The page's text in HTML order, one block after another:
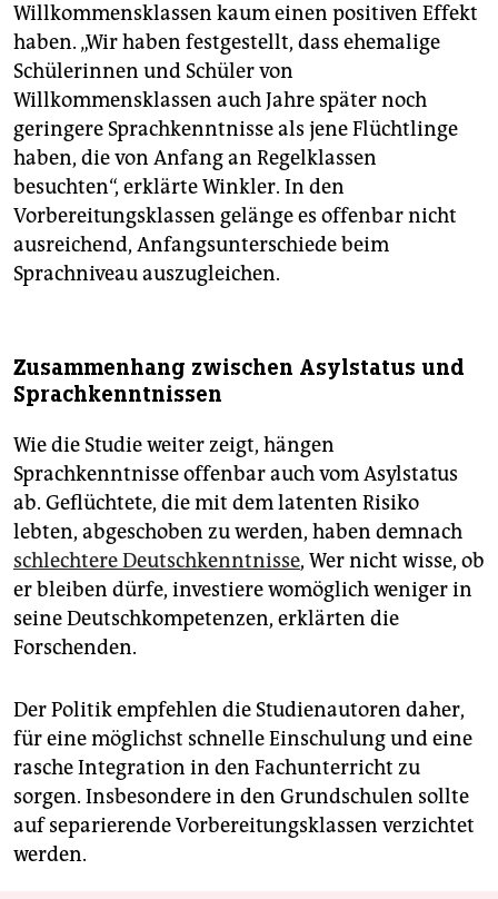
Willkommensklassen kaum einen positiven Effekt
haben. „Wir haben festgestellt, dass ehemalige
Schülerinnen und Schüler von
Willkommensklassen auch Jahre später noch
geringere Sprachkenntnisse als jene Flüchtlinge
haben, die von Anfang an Regelklassen
besuchten“, erklärte Winkler. In den
Vorbereitungsklassen gelänge es offenbar nicht
ausreichend, Anfangsunterschiede beim
Sprachniveau auszugleichen.
Zusammenhang zwischen Asylstatus und
Sprachkenntnissen
Wie die Studie weiter zeigt, hängen
Sprachkenntnisse offenbar auch vom Asylstatus
ab. Geflüchtete, die mit dem latenten Risiko
lebten, abgeschoben zu werden, haben demnach
schlechtere Deutschkenntnisse, Wer nicht wisse, ob
er bleiben dürfe, investiere womöglich weniger in
seine Deutschkompetenzen, erklärten die
Forschenden.
Der Politik empfehlen die Studienautoren daher,
für eine möglichst schnelle Einschulung und eine
rasche Integration in den Fachunterricht zu
sorgen. Insbesondere in den Grundschulen sollte
auf separierende Vorbereitungsklassen verzichtet
werden.